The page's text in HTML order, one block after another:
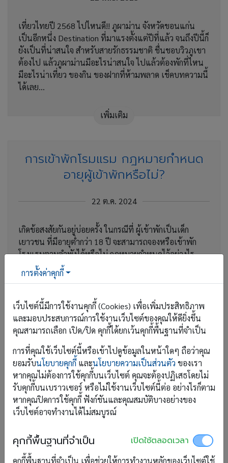
เที่ยวไทยปี 2568 ไปไหนดี!! ภูผาม่าน จังหวัดขอนแก่น
เป็นอีกหนึ่ง Destination ที่มาแรงตั้งแต่ปีที่แล้ว จนถึงปีนี้ก็
ยังเป็นที่น่าสนใจ สำหรับสายรักธรรมชาติ ชื่นชอบวิวภูเขา
ต้องไป แล้วภูผาม่านมีอะไรน่าสนใจ ไปแล้วต้องพักที่ไหน
มีอะไรน่าเที่ยว ของกิน ของฝากที่ห้ามพลาด เช็คบทความนี้
ได้เลย...
เพิ่มเติม
การเข้าพักโรมแรม กฎหมายกำหนด
อายุผู้เข้าพักหรือไม่?
22 ต.ค. 2024
เกิดข้อสงสัยกันอยู่บ่อยครั้ง ในกรณีที่ ผู้เข้าพักเป็นเด็ก
เยาวชน ที่มีอายุต่ำกว่า 18 ปี จะสามารถจองหรือเข้าพัก
โรงแรมตามลำพังได้หรือไม่ กฎหมายกำหนดไว้อย่างไร
บทความนี้มีคำตอบค่ะ
รวมเด็ดที่พักภาคตะวันออก ระยอง –
จันทบุรี อัปเดต 2567 ครบทุกแนว
1 ก.ย. 2024
Welcome Rainy Season!! ฝนมาให้ชุ่มฉ่ำกันแล้ว...วันนี้
RoomScope มาแนะนำที่พักโซนระยอง จันทบุรี เด็ด ๆ
สวย ๆ ครบทุกแนว ผ่านการจองตรง ปลอดภัย ได้ห้องชัวร์
100%
การตั้งค่าคุกกี้
เว็บไซต์นี้มีการใช้งานคุกกี้ (Cookies) เพื่อเพิ่มประสิทธิภาพ
และมอบประสบการณ์การใช้งานเว็บไซต์ของคุณให้ดียิ่งขึ้น
คุณสามารถเลือก เปิด/ปิด คุกกี้ได้ยกเว้นคุกกี้พื้นฐานที่จำเป็น
การที่คุณใช้เว็บไซต์นี้หรือเข้าไปดูข้อมูลในหน้าใดๆ ถือว่าคุณ
ยอมรับนโยบายคุกกี้และนโยบายความเป็นส่วนตัว ของเรา
หากคุณไม่ต้องการใช้คุกกี้บนเว็บไซต์ คุณจะต้องปฏิเสธโดยไม่
รับคุกกี้บนเบราวเซอร์ หรือไม่ใช้งานเว็บไซต์นี้ต่อ อย่างไรก็ตาม
หากคุณปิดการใช้คุกกี้ ฟังก์ชันและคุณสมบัติบางอย่างของ
เว็บไซต์อาจทำงานได้ไม่สมบูรณ์
คุกกี้พื้นฐานที่จำเป็น เปิดใช้ตลอดเวลา
คุกกี้พื้นฐานที่จำเป็น เพื่อช่วยให้การทำงานหลักของเว็บไซต์ใช้